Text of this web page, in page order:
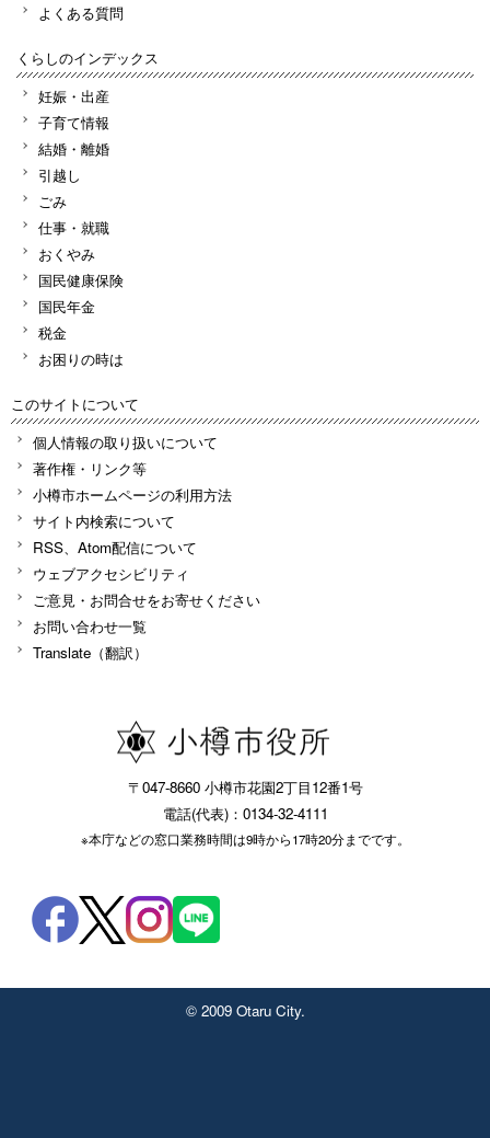
よくある質問
くらしのインデックス
妊娠・出産
子育て情報
結婚・離婚
引越し
ごみ
仕事・就職
おくやみ
国民健康保険
国民年金
税金
お困りの時は
このサイトについて
個人情報の取り扱いについて
著作権・リンク等
小樽市ホームページの利用方法
サイト内検索について
RSS、Atom配信について
ウェブアクセシビリティ
ご意見・お問合せをお寄せください
お問い合わせ一覧
Translate（翻訳）
〒047-8660 小樽市花園2丁目12番1号
電話(代表)：0134-32-4111
※本庁などの窓口業務時間は9時から17時20分までです。
© 2009 Otaru City.